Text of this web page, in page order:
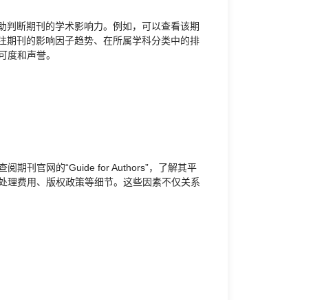
判断期刊的学术影响力。例如，可以查看该期
期刊的影响因子趋势、在所属学科分类中的排
度和声誉。
期刊官网的“Guide for Authors”，了解其平
理费用、版权政策等细节。这些因素不仅关系